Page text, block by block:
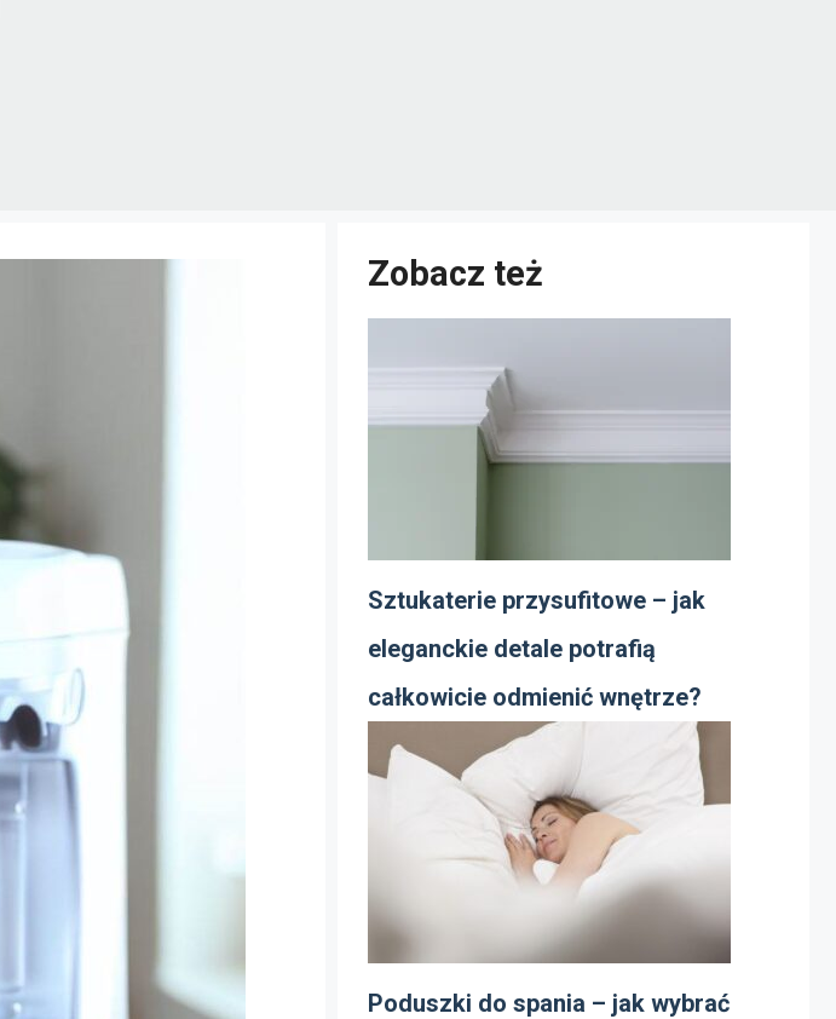
Zobacz też
Sztukaterie przysufitowe – jak
eleganckie detale potrafią
całkowicie odmienić wnętrze?
Poduszki do spania – jak wybrać